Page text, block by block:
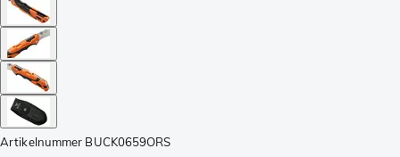
Artikelnummer BUCK0659ORS